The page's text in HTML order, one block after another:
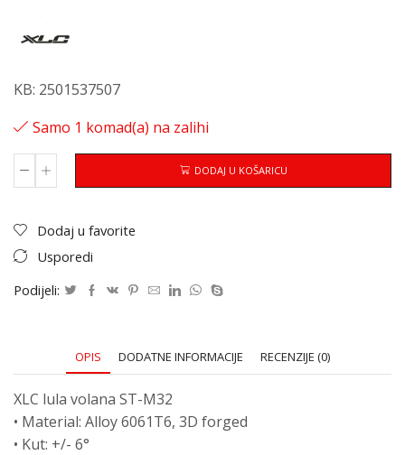
KB: 2501537507
Samo 1 komad(a) na zalihi
DODAJ U KOŠARICU
Dodaj u favorite
Usporedi
Podijeli:
OPIS DODATNE INFORMACIJE RECENZIJE (0)
XLC lula volana ST-M32
• Material: Alloy 6061T6, 3D forged
• Kut: +/- 6°